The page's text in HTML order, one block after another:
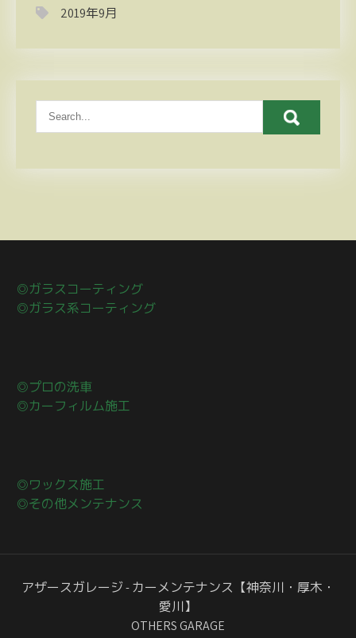
2019年9月
◎ガラスコーティング
◎ガラス系コーティング
◎プロの洗車
◎カーフィルム施工
◎ワックス施工
◎その他メンテナンス
アザースガレージ - カーメンテナンス【神奈川・厚木・
愛川】
OTHERS GARAGE